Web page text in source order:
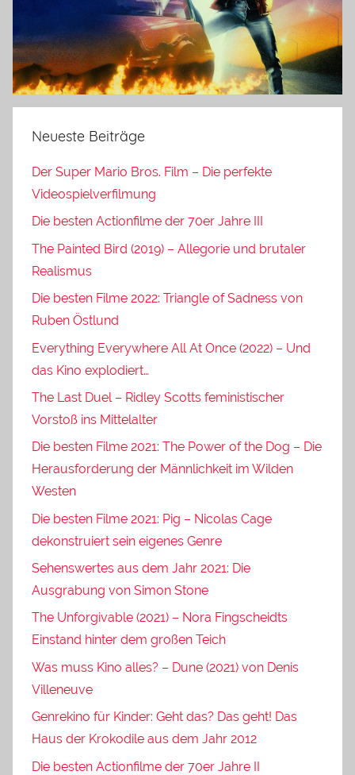
Neueste Beiträge
Der Super Mario Bros. Film – Die perfekte
Videospielverfilmung
Die besten Actionfilme der 70er Jahre III
The Painted Bird (2019) – Allegorie und brutaler
Realismus
Die besten Filme 2022: Triangle of Sadness von
Ruben Östlund
Everything Everywhere All At Once (2022) – Und
das Kino explodiert…
The Last Duel – Ridley Scotts feministischer
Vorstoß ins Mittelalter
Die besten Filme 2021: The Power of the Dog – Die
Herausforderung der Männlichkeit im Wilden
Westen
Die besten Filme 2021: Pig – Nicolas Cage
dekonstruiert sein eigenes Genre
Sehenswertes aus dem Jahr 2021: Die
Ausgrabung von Simon Stone
The Unforgivable (2021) – Nora Fingscheidts
Einstand hinter dem großen Teich
Was muss Kino alles? – Dune (2021) von Denis
Villeneuve
Genrekino für Kinder: Geht das? Das geht! Das
Haus der Krokodile aus dem Jahr 2012
Die besten Actionfilme der 70er Jahre II